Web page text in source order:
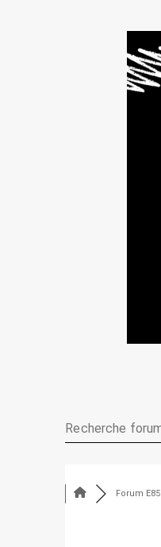
Forum E85